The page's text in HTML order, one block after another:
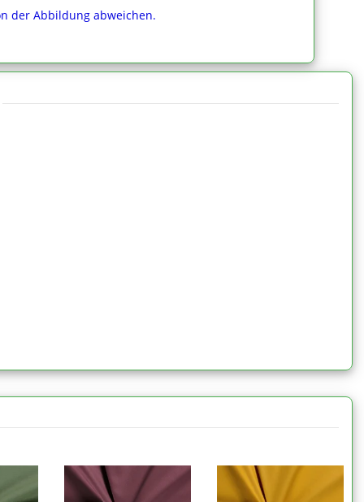
der Abbildung abweichen.